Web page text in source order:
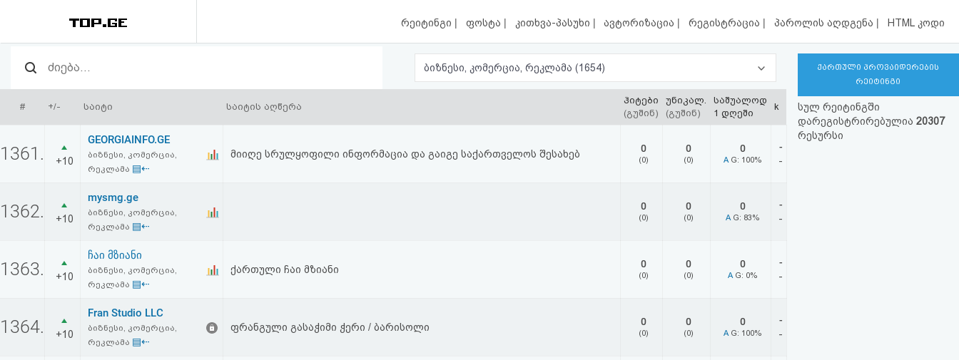
რეიტინგი | ფოსტა | კითხვა-პასუხი | ავტორიზაცია | რეგისტრაცია | პაროლის აღდგენა | HTML კოდი
რეიტინგი
(მთავარი)
ფოსტა
კითხვა-
ავტორიზაცია
რეგისტრაცია
აღდგენა
ბიზნესი, კომერცია, რეკლამა (1654)
# +/- საიტი საიტის აღწერა
ჰიტები
(გუშინ)
უნიკალ.
(გუშინ)
საშუალოდ
1 დღეში
k
1361. +10
GEORGIAINFO.GE
ბიზნესი, კომერცია,
რეკლამა ▤⇠
მიიღე სრულყოფილი ინფორმაცია და გაიგე საქართველოს შესახებ 0
(0)
0
(0)
0
A G: 100%
-
-
1362. +10
mysmg.ge
ბიზნესი, კომერცია,
რეკლამა ▤⇠
0
(0)
0
(0)
0
A G: 83%
-
-
1363. +10
ჩაი მზიანი
ბიზნესი, კომერცია,
რეკლამა ▤⇠
ქართული ჩაი მზიანი 0
(0)
0
(0)
0
A G: 0%
-
-
1364. +10
Fran Studio LLC
ბიზნესი, კომერცია,
რეკლამა ▤⇠
ფრანგული გასაჭიმი ჭერი / ბარისოლი 0
(0)
0
(0)
0
A G: 100%
-
-
ქართული პროვაიდერების
რეიტინგი
სულ რეიტინგში
დარეგისტრირებულია 20307
რესურსი